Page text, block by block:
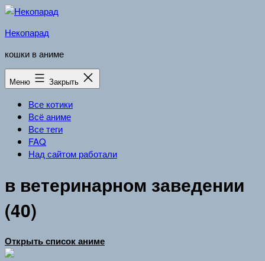
Перейти
содержимому
Некопарад
кошки в аниме
Меню Закрыть
Все котики
Всё аниме
Все теги
FAQ
Над сайтом работали
в ветеринарном заведении
(40)
Открыть список аниме